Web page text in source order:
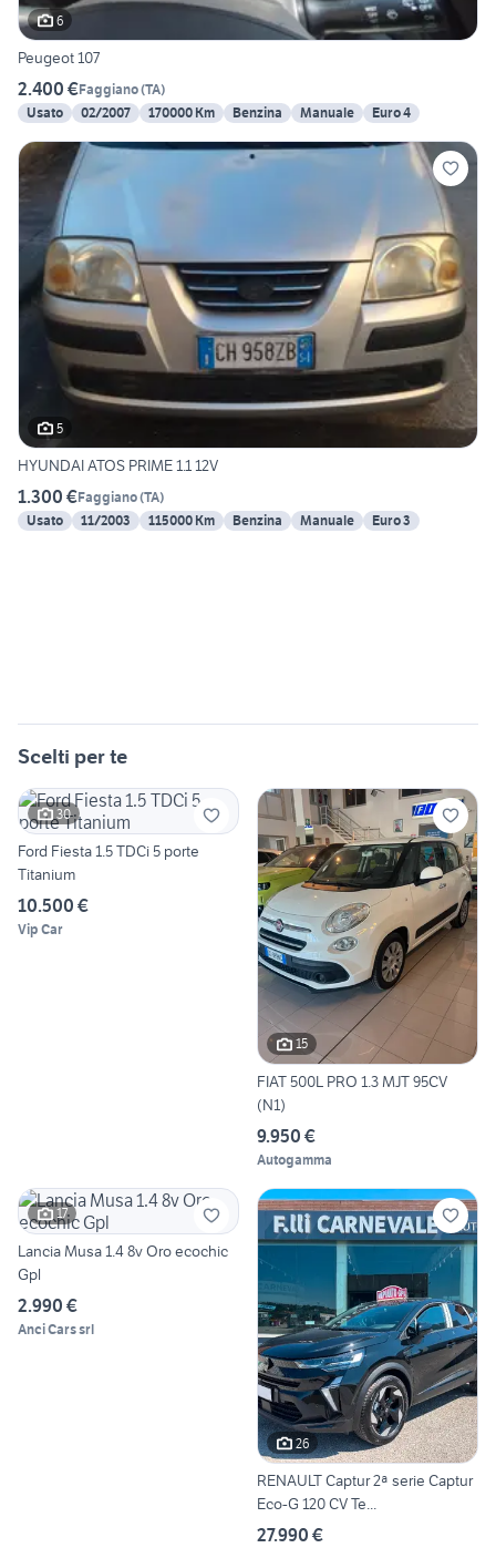
6
Peugeot 107
2.400 €Faggiano(TA)
Usato
02/2007 170000 Km Benzina Manuale Euro 4
5
HYUNDAI ATOS PRIME 1.1 12V
1.300 €Faggiano(TA)
Usato
11/2003 115000 Km Benzina Manuale Euro 3
Scelti per te
30
Ford Fiesta 1.5 TDCi 5 porte
Titanium
10.500 €
Vip Car
15
FIAT 500L PRO 1.3 MJT 95CV
(N1)
9.950 €
Autogamma
17
Lancia Musa 1.4 8v Oro ecochic
Gpl
2.990 €
Anci Cars srl
26
RENAULT Captur 2ª serie Captur
Eco-G 120 CV Te...
27.990 €